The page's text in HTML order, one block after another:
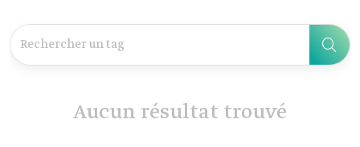
Aucun résultat trouvé